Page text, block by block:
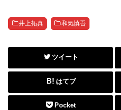
井上拓真 和氣慎吾
ツイート
はてブ
Pocket